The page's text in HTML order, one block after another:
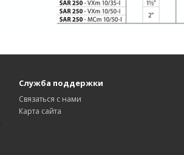
Служба поддержки
Связаться с нами
Карта сайта